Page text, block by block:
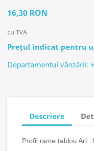
16,30 RON
cu TVA
Prețul indicat pentru
Departamentul vânzării:
Descriere
Profil rame tablou Art :